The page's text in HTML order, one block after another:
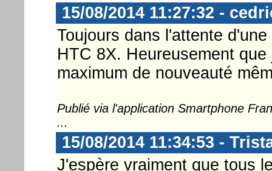
15/08/2014 11:27:32 -
Toujours dans l'attente
HTC 8X. Heureusement
maximum de nouveauté
Publié via l'application Smartphone
...
15/08/2014 11:34:53 -
J'espère vraiment que tous